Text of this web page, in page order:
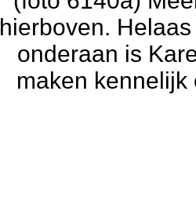
hierboven.
onderaan is
maken